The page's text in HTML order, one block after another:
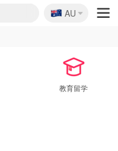
🇦🇺
AU
教育留学